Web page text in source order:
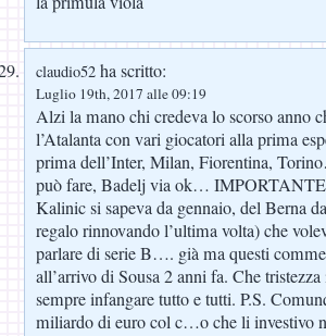
claudio52 ha scritto:
Luglio 19th, 2017 alle 09:19
Alzi la mano chi credeva lo scorso anno
l’Atalanta con vari giocatori alla prima
prima dell’Inter, Milan, Fiorentina,
può fare, Badelj via ok…
Kalinic si sapeva da gennaio, del Berna
regalo rinnovando l’ultima volta) che
parlare di serie B…. già ma questi
all’arrivo di Sousa 2 anni fa. Che
sempre infangare tutto e tutti. P.S.
miliardo di euro col c…o che li investivo